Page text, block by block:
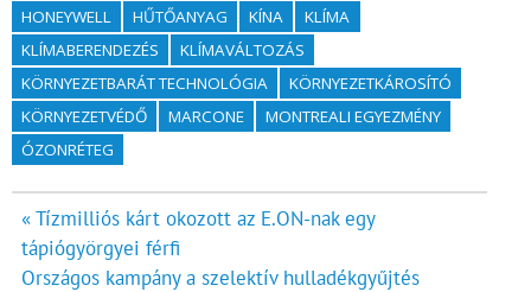
HONEYWELL
HŰTŐANYAG KÍNA
KLÍMA
KLÍMABERENDEZÉS
KLÍMAVÁLTOZÁS
KÖRNYEZETBARÁT TECHNOLÓGIA
KÖRNYEZETKÁROSÍTÓ
KÖRNYEZETVÉDŐ
MARCONE
MONTREALI EGYEZMÉNY
ÓZONRÉTEG
Bejegyzés
navigáció
« Tízmilliós kárt okozott az E.ON-nak egy
tápiógyörgyei férfi
Országos kampány a szelektív hulladékgyűjtés